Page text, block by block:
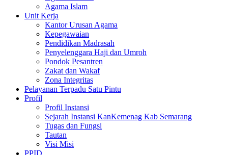
Agama Islam
Unit Kerja
Kantor Urusan Agama
Kepegawaian
Pendidikan Madrasah
Penyelenggara Haji dan Umroh
Pondok Pesantren
Zakat dan Wakaf
Zona Integritas
Pelayanan Terpadu Satu Pintu
Profil
Profil Instansi
Sejarah Instansi KanKemenag Kab Semarang
Tugas dan Fungsi
Tautan
Visi Misi
PPID